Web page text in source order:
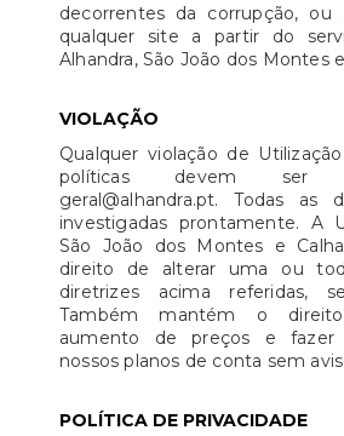
decorrentes da corrupção, ou
qualquer site a partir do
Alhandra, São João dos Montes
VIOLAÇÃO
Qualquer violação de
políticas devem ser
geral@alhandra.pt. Todas as
investigadas prontamente. A
São João dos Montes e
direito de alterar uma ou
diretrizes acima referidas,
Também mantém o
aumento de preços e fazer
nossos planos de conta sem
POLÍTICA DE PRIVACIDADE